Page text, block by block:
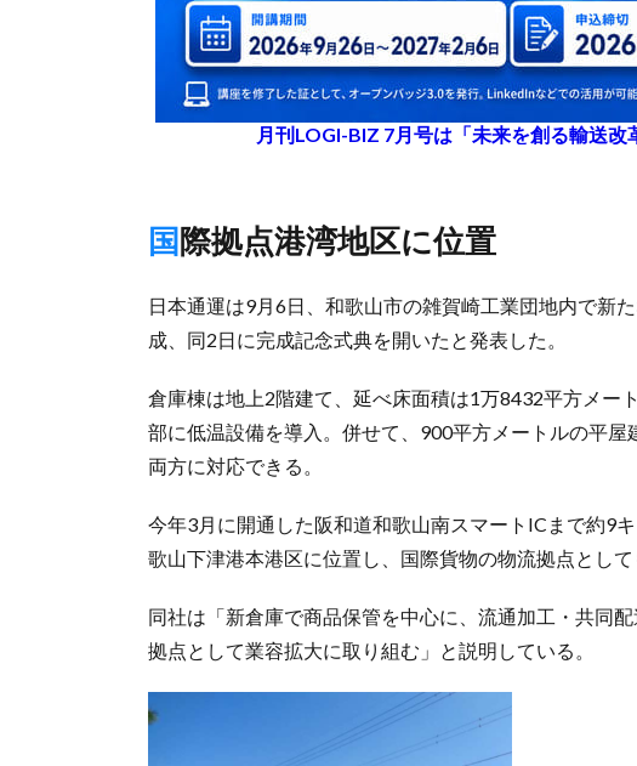
月刊LOGI-BIZ 7月号は「未来を創る輸送
国際拠点港湾地区に位置
日本通運は9月6日、和歌山市の雑賀崎工業団地内で新
成、同2日に完成記念式典を開いたと発表した。
倉庫棟は地上2階建て、延べ床面積は1万8432平方メー
部に低温設備を導入。併せて、900平方メートルの平
両方に対応できる。
今年3月に開通した阪和道和歌山南スマートICまで約9
歌山下津港本港区に位置し、国際貨物の物流拠点として
同社は「新倉庫で商品保管を中心に、流通加工・共同
拠点として業容拡大に取り組む」と説明している。